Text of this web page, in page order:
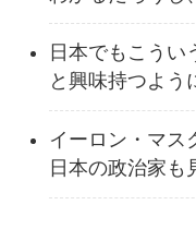
日本でもこうい
と興味持つよう
イーロン・マス
日本の政治家も